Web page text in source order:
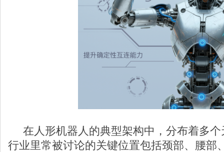
在人形机器人的典型架构中，分布着多个
行业里常被讨论的关键位置包括颈部、腰部